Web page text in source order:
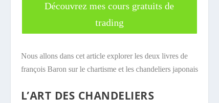
Découvrez mes cours gratuits de
trading
Nous allons dans cet article explorer les deux livres de
françois Baron sur le chartisme et les chandeliers japonais
L’ART DES CHANDELIERS